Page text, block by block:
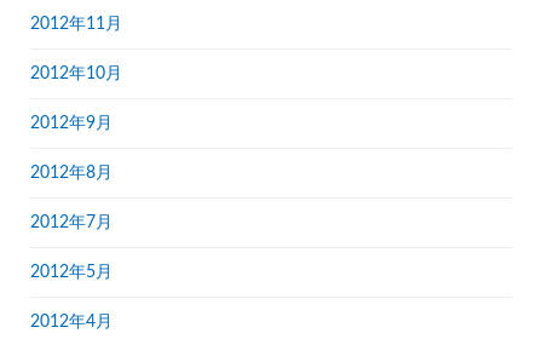
2012年11月
2012年10月
2012年9月
2012年8月
2012年7月
2012年5月
2012年4月